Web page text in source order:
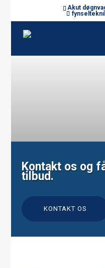
Akut
Kontakt os og
tilbud.
KONTAKT OS